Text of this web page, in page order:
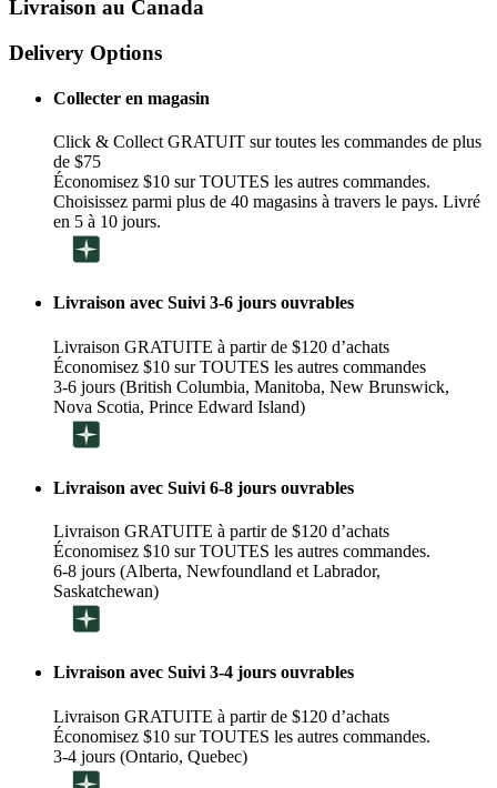
Livraison au Canada
Delivery Options
Collecter en magasin
Click & Collect GRATUIT sur toutes les commandes de plus
de $75
Économisez $10 sur TOUTES les autres commandes.
Choisissez parmi plus de 40 magasins à travers le pays. Livré
en 5 à 10 jours.
Livraison avec Suivi 3-6 jours ouvrables
Livraison GRATUITE à partir de $120 d’achats
Économisez $10 sur TOUTES les autres commandes
3-6 jours (British Columbia, Manitoba, New Brunswick,
Nova Scotia, Prince Edward Island)
Livraison avec Suivi 6-8 jours ouvrables
Livraison GRATUITE à partir de $120 d’achats
Économisez $10 sur TOUTES les autres commandes.
6-8 jours (Alberta, Newfoundland et Labrador,
Saskatchewan)
Livraison avec Suivi 3-4 jours ouvrables
Livraison GRATUITE à partir de $120 d’achats
Économisez $10 sur TOUTES les autres commandes.
3-4 jours (Ontario, Quebec)